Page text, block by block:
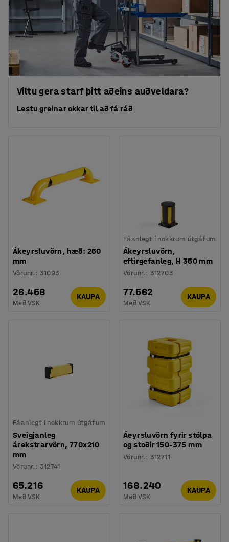
Viltu gera starf þitt aðeins auðveldara?
Lestu greinar okkar til að fá ráð
Ákeyrsluvörn, hæð: 250
mm
Vörunr. : 31093
26.458
Með VSK
KAUPA
Fáanlegt í nokkrum útgáfum
Ákeyrsluvörn,
eftirgefanleg, H 350 mm
Vörunr. : 312703
77.562
Með VSK
KAUPA
Fáanlegt í nokkrum útgáfum
Sveigjanleg
árekstrarvörn, 770x210
mm
Vörunr. : 312741
65.216
Með VSK
KAUPA
Áeyrsluvörn fyrir stólpa
og stoðir 150-375 mm
Vörunr. : 312711
168.240
Með VSK
KAUPA